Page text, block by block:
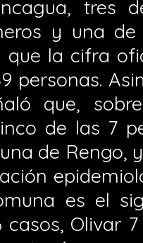
tres
y una
que la cifra
personas.
que,
de las 7
de Rengo,
es el
casos, Olivar